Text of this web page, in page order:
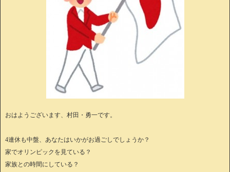
おはようございます、村田・勇一です。
4連休も中盤、あなたはいかがお過ごしでしょうか？
家でオリンピックを見ている？
家族との時間にしている？